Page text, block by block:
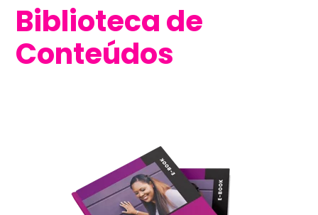
Biblioteca de
Conteúdos